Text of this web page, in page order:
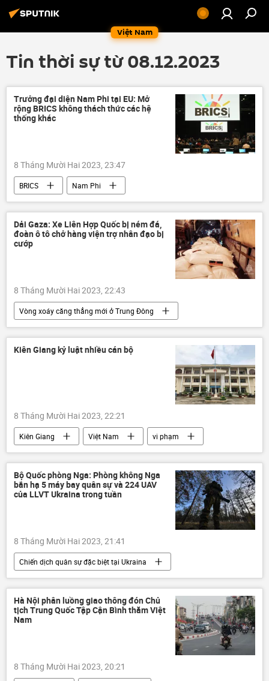
Việt Nam
Tin thời sự từ 08.12.2023
Trưởng đại diện Nam Phi tại EU: Mở
rộng BRICS không thách thức các hệ
thống khác
8 Tháng Mười Hai 2023, 23:47
BRICS
Nam Phi
Ngân hàng Phát triển BRICS
Thế giới
EU
Liên minh châu Âu
Châu Âu
trật tự quốc tế
Chính trị châu Phi
Dải Gaza: Xe Liên Hợp Quốc bị ném đá,
đoàn ô tô chở hàng viện trợ nhân đạo bị
cướp
8 Tháng Mười Hai 2023, 22:43
Vòng xoáy căng thẳng mới ở Trung Đông
Gaza
Israel
Palestine
Thế giới
xung đột quân sự
Kiên Giang kỷ luật nhiều cán bộ
8 Tháng Mười Hai 2023, 22:21
Kiên Giang Việt Nam
vi phạm
kỷ luật
cán bộ
Pháp luật
Chính trị
Bộ Giao thông Vận tải
Bộ Quốc phòng Nga: Phòng không Nga
bắn hạ 5 máy bay quân sự và 224 UAV
của LLVT Ukraina trong tuần
8 Tháng Mười Hai 2023, 21:41
Chiến dịch quân sự đặc biệt tại Ukraina
Cuộc khủng hoảng ở Ukraina
Ukraina
xung đột quân sự
Quân sự
LNR
Sáp nhập DNR, LNR, Zaporozhye và Kherson vào Nga
Hà Nội phân luồng giao thông đón Chủ
tịch Trung Quốc Tập Cận Bình thăm Việt
Nam
8 Tháng Mười Hai 2023, 20:21